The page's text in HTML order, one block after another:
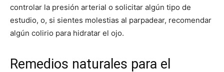
controlar la presión arterial o solicitar algún tipo de
estudio, o, si sientes molestias al parpadear, recomendar
algún colirio para hidratar el ojo.
Remedios naturales para el